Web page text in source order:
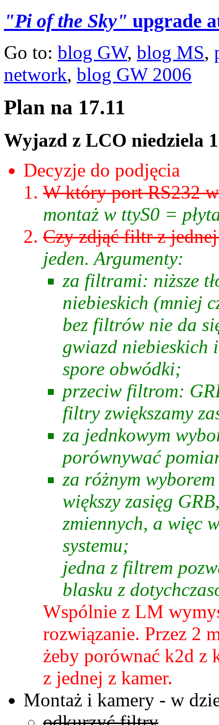
"Pi of the Sky" upgrade
Go to: blog GW, blog MS,
network, blog GW 2006
Plan na 17.11
Wyjazd z LCO niedziela
Decyzje do podjęcia
W który port RS232
montaż w ttyS0 =
Czy zdjąć filtr z
jeden. Argumenty:
za filtrami: niższe
niebieskich (mniej
bez filtrów nie da
gwiazd niebieskich
spore obwódki;
przeciw filtrom:
filtry zwiększamy
za jednkowym
porównywać
za różnym
większy zasięg
zmiennych, a więc
systemu;
jedna z filtrem
blasku z
Wspólnie z LM
rozwiązanie. Przez 2
żeby porównać k2d z
z jednej z kamer.
Montaż i kamery - w